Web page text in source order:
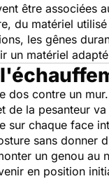
être associées
du matériel
les gênes
un matériel
dos contre un
de la pesanteur
sur chaque face
sans donner
un genou au
en position